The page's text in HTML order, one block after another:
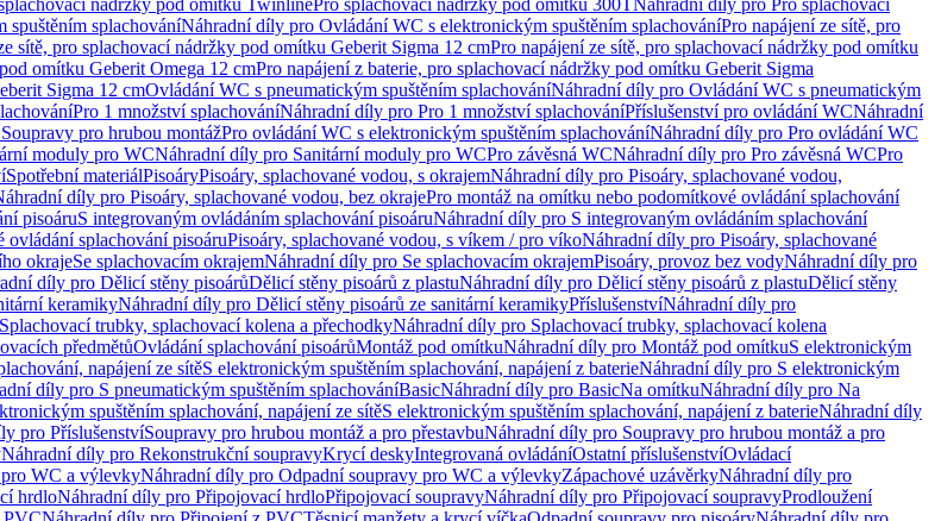
nádržky pod omítku TwinlinePro splachovací nádržky pod omítku 300TNáhradní díly pro Pro splachovací
spuštěním splachováníNáhradní díly pro Ovládání WC s elektronickým spuštěním splachováníPro napájení ze sítě, pro
sítě, pro splachovací nádržky pod omítku Geberit Sigma 12 cmPro napájení ze sítě, pro splachovací nádržky pod omítku
omítku Geberit Omega 12 cmPro napájení z baterie, pro splachovací nádržky pod omítku Geberit Sigma
Sigma 12 cmOvládání WC s pneumatickým spuštěním splachováníNáhradní díly pro Ovládání WC s pneumatickým
Pro 1 množství splachováníNáhradní díly pro Pro 1 množství splachováníPříslušenství pro ovládání WCNáhradní
pro hrubou montážPro ovládání WC s elektronickým spuštěním splachováníNáhradní díly pro Pro ovládání WC
moduly pro WCNáhradní díly pro Sanitární moduly pro WCPro závěsná WCNáhradní díly pro Pro závěsná WCPro
Spotřební materiálPisoáryPisoáry, splachované vodou, s okrajemNáhradní díly pro Pisoáry, splachované vodou,
díly pro Pisoáry, splachované vodou, bez okrajePro montáž na omítku nebo podomítkové ovládání splachování
pisoáruS integrovaným ovládáním splachování pisoáruNáhradní díly pro S integrovaným ovládáním splachování
splachování pisoáruPisoáry, splachované vodou, s víkem / pro víkoNáhradní díly pro Pisoáry, splachované
okrajeSe splachovacím okrajemNáhradní díly pro Se splachovacím okrajemPisoáry, provoz bez vodyNáhradní díly pro
díly pro Dělicí stěny pisoárůDělicí stěny pisoárů z plastuNáhradní díly pro Dělicí stěny pisoárů z plastuDělicí stěny
keramikyNáhradní díly pro Dělicí stěny pisoárů ze sanitární keramikyPříslušenstvíNáhradní díly pro
Splachovací trubky, splachovací kolena a přechodkyNáhradní díly pro Splachovací trubky, splachovací kolena
předmětůOvládání splachování pisoárůMontáž pod omítkuNáhradní díly pro Montáž pod omítkuS elektronickým
napájení ze sítěS elektronickým spuštěním splachování, napájení z baterieNáhradní díly pro S elektronickým
díly pro S pneumatickým spuštěním splachováníBasicNáhradní díly pro BasicNa omítkuNáhradní díly pro Na
spuštěním splachování, napájení ze sítěS elektronickým spuštěním splachování, napájení z baterieNáhradní díly
pro PříslušenstvíSoupravy pro hrubou montáž a pro přestavbuNáhradní díly pro Soupravy pro hrubou montáž a pro
Náhradní díly pro Rekonstrukční soupravyKrycí deskyIntegrovaná ovládáníOstatní příslušenstvíOvládací
WC a výlevkyNáhradní díly pro Odpadní soupravy pro WC a výlevkyZápachové uzávěrkyNáhradní díly pro
hrdloNáhradní díly pro Připojovací hrdloPřipojovací soupravyNáhradní díly pro Připojovací soupravyProdloužení